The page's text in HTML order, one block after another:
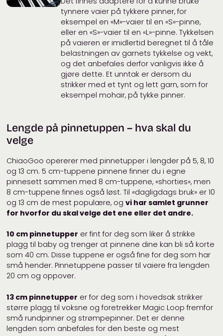
tynnere vaier på tykkere pinner, for
eksempel en «M»-vaier til en «S»-pinne,
eller en «S»-vaier til en «L»-pinne. Tykkelsen
på vaieren er imidlertid beregnet til å tåle
belastningen av garnets tykkelse og vekt,
og det anbefales derfor vanligvis ikke å
gjøre dette. Et unntak er dersom du
strikker med et tynt og lett garn, som for
eksempel mohair, på tykke pinner.
Lengde på pinnetuppen – hva skal du
velge
ChiaoGoo opererer med pinnetupper i lengder på 5, 8, 10
og 13 cm. 5 cm-tuppene pinnene finner du i egne
pinnesett sammen med 8 cm-tuppene, «shorties», men
8 cm-tuppene finnes også løst. Til «dagligdags bruk» er 10
og 13 cm de mest populære, ogvi har samlet grunner
for hvorfor du skal velge det ene eller det andre.
10 cm pinnetupper er fint for deg som liker å strikke
plagg til baby og trenger at pinnene dine kan bli så korte
som 40 cm. Disse tuppene er også fine for deg som har
små hender. Pinnetuppene passer til vaiere fra lengden
20 cm og oppover.
13 cm pinnetupper er for deg som i hovedsak strikker
større plagg til voksne og foretrekker Magic Loop fremfor
små rundpinner og strømpepinner. Det er denne
lengden som anbefales for den beste og mest